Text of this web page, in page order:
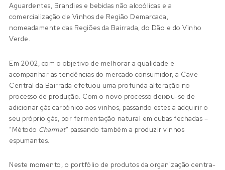
Aguardentes, Brandies e bebidas não alcoólicas e a
comercialização de Vinhos de Região Demarcada,
nomeadamente das Regiões da Bairrada, do Dão e do Vinho
Verde.
Em 2002, com o objetivo de melhorar a qualidade e
acompanhar as tendências do mercado consumidor, a Cave
Central da Bairrada efetuou uma profunda alteração no
processo de produção. Com o novo processo deixou-se de
adicionar gás carbónico aos vinhos, passando estes a adquirir o
seu próprio gás, por fermentação natural em cubas fechadas –
“Método Charmat” passando também a produzir vinhos
espumantes.
Neste momento, o portfólio de produtos da organização centra-